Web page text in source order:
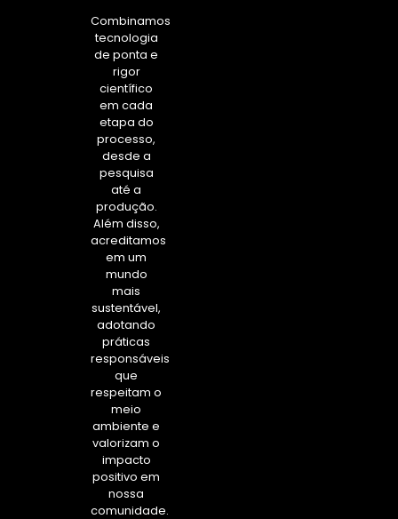
Combinamos
tecnologia
de ponta e
rigor
científico
em cada
etapa do
processo,
desde a
pesquisa
até a
produção.
Além disso,
acreditamos
em um
mundo
mais
sustentável,
adotando
práticas
responsáveis
que
respeitam o
meio
ambiente e
valorizam o
impacto
positivo em
nossa
comunidade.